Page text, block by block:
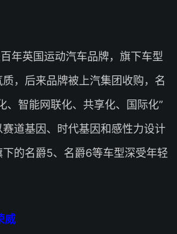
年英国运动汽车品牌，旗下车型
，后来品牌被上汽集团收购，名
、智能网联化、共享化、国际化”
道基因、时代基因和感性力设计
的名爵5、名爵6等车型深受年轻
威